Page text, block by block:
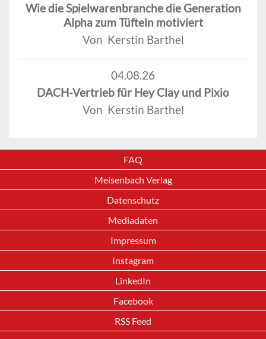
Wie die Spielwarenbranche die Generation
Alpha zum Tüfteln motiviert
Von Kerstin Barthel
04.08.26
DACH-Vertrieb für Hey Clay und Pixio
Von Kerstin Barthel
FAQ
Meisenbach Verlag
Datenschutz
Mediadaten
Impressum
Instagram
LinkedIn
Facebook
RSS Feed